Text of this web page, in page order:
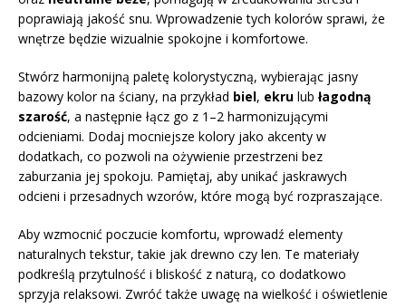
poprawiają jakość snu. Wprowadzenie tych kolorów sprawi, że
wnętrze będzie wizualnie spokojne i komfortowe.
Stwórz harmonijną paletę kolorystyczną, wybierając jasny
bazowy kolor na ściany, na przykład biel, ekru lub łagodną
szarość, a następnie łącz go z 1–2 harmonizującymi
odcieniami. Dodaj mocniejsze kolory jako akcenty w
dodatkach, co pozwoli na ożywienie przestrzeni bez
zaburzania jej spokoju. Pamiętaj, aby unikać jaskrawych
odcieni i przesadnych wzorów, które mogą być rozpraszające.
Aby wzmocnić poczucie komfortu, wprowadź elementy
naturalnych tekstur, takie jak drewno czy len. Te materiały
podkreślą przytulność i bliskość z naturą, co dodatkowo
sprzyja relaksowi. Zwróć także uwagę na wielkość i oświetlenie